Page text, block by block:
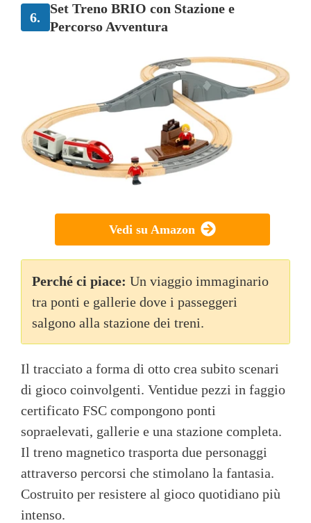
6.
Set Treno BRIO con Stazione e
Percorso Avventura
Vedi su Amazon
Perché ci piace: Un viaggio immaginario
tra ponti e gallerie dove i passeggeri
salgono alla stazione dei treni.
Il tracciato a forma di otto crea subito scenari
di gioco coinvolgenti. Ventidue pezzi in faggio
certificato FSC compongono ponti
sopraelevati, gallerie e una stazione completa.
Il treno magnetico trasporta due personaggi
attraverso percorsi che stimolano la fantasia.
Costruito per resistere al gioco quotidiano più
intenso.